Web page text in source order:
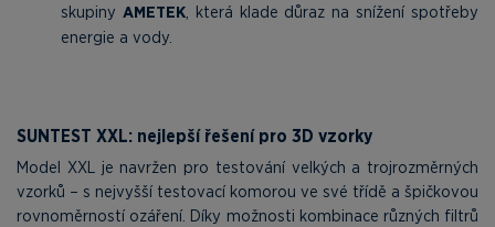
skupiny AMETEK, která klade důraz na snížení spotřeby
energie a vody.
SUNTEST XXL: nejlepší řešení pro 3D vzorky
Model XXL je navržen pro testování velkých a trojrozměrných
vzorků – s nejvyšší testovací komorou ve své třídě a špičkovou
rovnoměrností ozáření. Díky možnosti kombinace různých filtrů